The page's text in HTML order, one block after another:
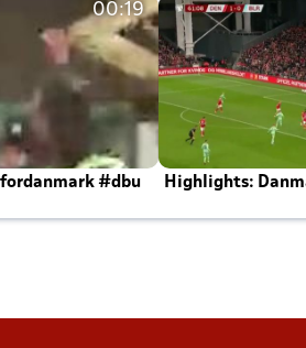
00:19
#dbu
Highlights: